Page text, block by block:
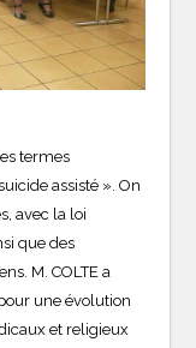
termes
assisté ». On
avec la loi
que des
M. COLTE a
une évolution
et religieux